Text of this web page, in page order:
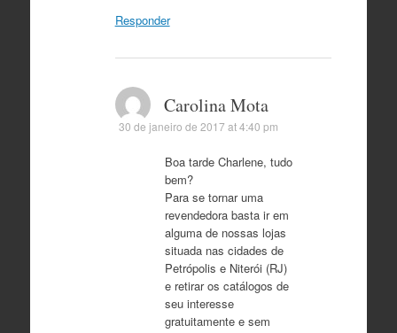
Responder
Carolina Mota
30 de janeiro de 2017 at 4:40 pm
Boa tarde Charlene, tudo
bem?
Para se tornar uma
revendedora basta ir em
alguma de nossas lojas
situada nas cidades de
Petrópolis e Niterói (RJ)
e retirar os catálogos de
seu interesse
gratuitamente e sem